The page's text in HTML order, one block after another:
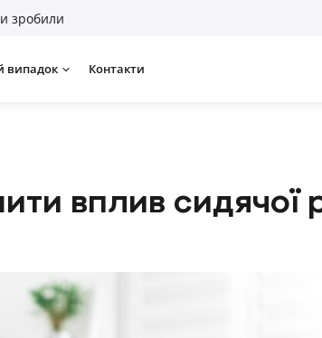
зробили
випадок Контакти
вплив сидячої